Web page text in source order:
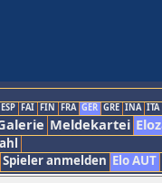
ESP FAI FIN FRA GER GRE INA ITA
Meldekartei
Spieler anmelden Elo AUT